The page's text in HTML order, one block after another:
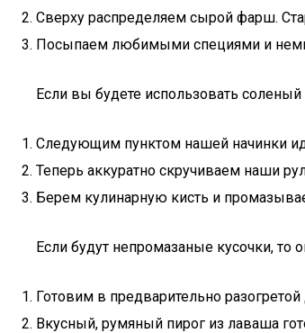
Сверху распределяем сырой фарш.
Посыпаем любимыми специями и
Если вы будете использовать
Следующим пунктом нашей начинки
Теперь аккуратно скручиваем наши
Берем кулинарную кисть и
Если будут непромазаные кусочки, то
Готовим в предварительно
Вкусный, румяный пирог из лаваша